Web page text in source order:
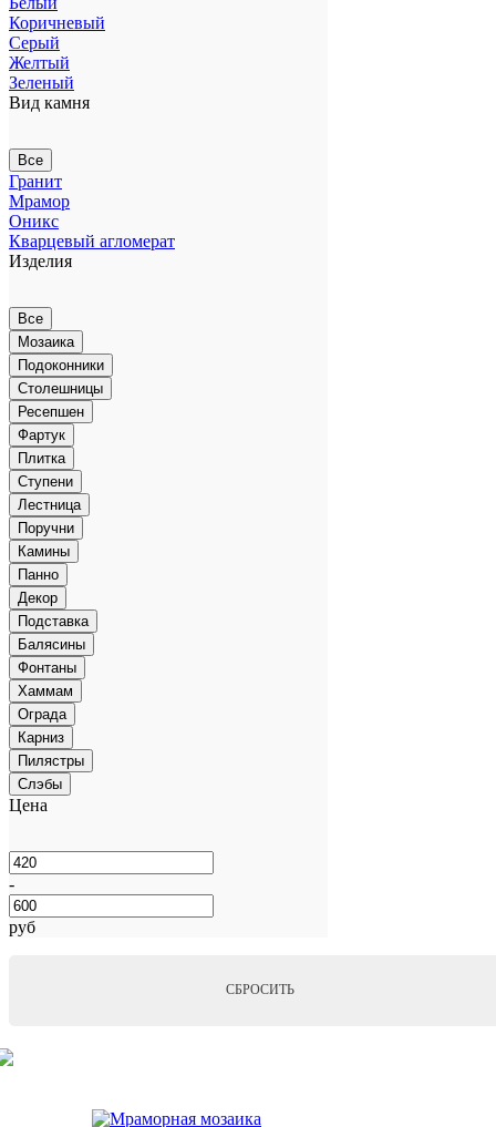
Коричневый
Серый
Желтый
Зеленый
Вид камня
Все
Гранит
Мрамор
Оникс
Кварцевый агломерат
Изделия
Все
Мозаика
Подоконники
Столешницы
Ресепшен
Фартук
Плитка
Ступени
Лестница
Поручни
Камины
Панно
Декор
Подставка
Балясины
Фонтаны
Хаммам
Ограда
Карниз
Пилястры
Слэбы
Цена
-
руб
СБРОСИТЬ